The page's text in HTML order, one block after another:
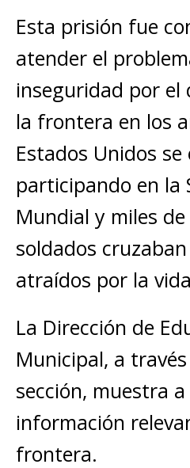
Esta prisión fue
atender el
inseguridad por el
la frontera en los
Estados Unidos
participando en la
Mundial y miles
soldados cruzaban
atraídos por la
La Dirección de
Municipal, a
sección, muestra
información
frontera.